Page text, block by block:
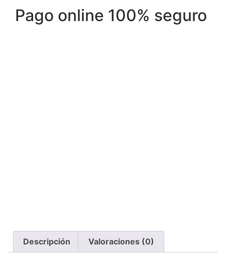
Pago online 100% seguro
Descripción Valoraciones (0)